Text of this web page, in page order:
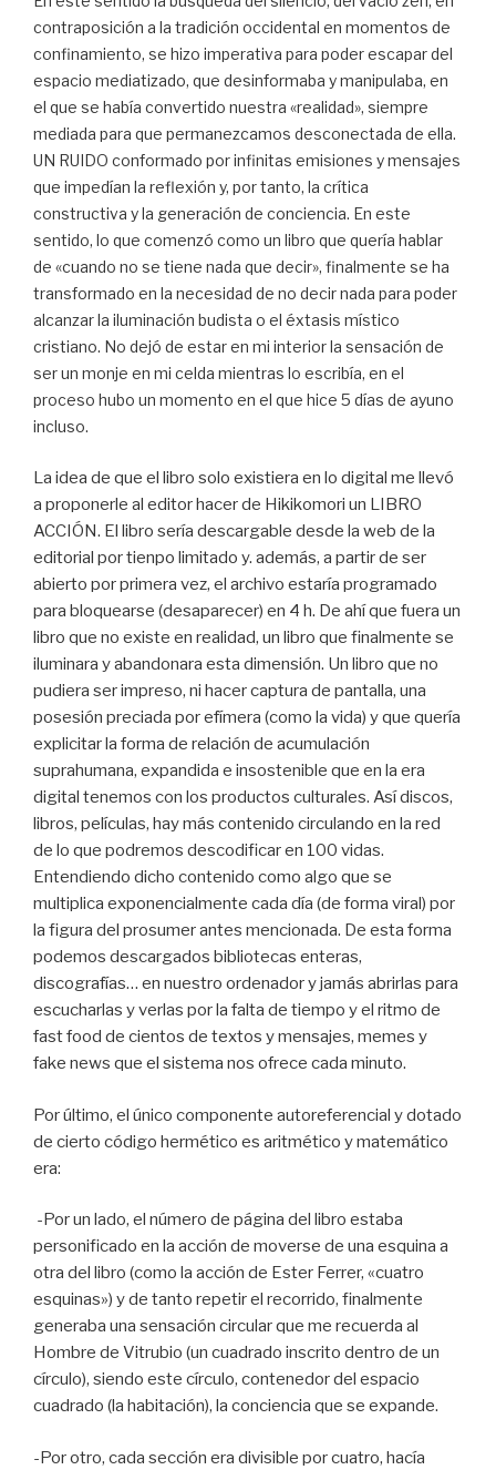
contraposición a la tradición occidental en momentos de
confinamiento, se hizo imperativa para poder escapar del
espacio mediatizado, que desinformaba y manipulaba, en
el que se había convertido nuestra «realidad», siempre
mediada para que permanezcamos desconectada de ella.
UN RUIDO conformado por infinitas emisiones y mensajes
que impedían la reflexión y, por tanto, la crítica
constructiva y la generación de conciencia. En este
sentido, lo que comenzó como un libro que quería hablar
de «cuando no se tiene nada que decir», finalmente se ha
transformado en la necesidad de no decir nada para poder
alcanzar la iluminación budista o el éxtasis místico
cristiano. No dejó de estar en mi interior la sensación de
ser un monje en mi celda mientras lo escribía, en el
proceso hubo un momento en el que hice 5 días de ayuno
incluso.
La idea de que el libro solo existiera en lo digital me llevó
a proponerle al editor hacer de Hikikomori un LIBRO
ACCIÓN. El libro sería descargable desde la web de la
editorial por tienpo limitado y. además, a partir de ser
abierto por primera vez, el archivo estaría programado
para bloquearse (desaparecer) en 4 h. De ahí que fuera un
libro que no existe en realidad, un libro que finalmente se
iluminara y abandonara esta dimensión. Un libro que no
pudiera ser impreso, ni hacer captura de pantalla, una
posesión preciada por efímera (como la vida) y que quería
explicitar la forma de relación de acumulación
suprahumana, expandida e insostenible que en la era
digital tenemos con los productos culturales. Así discos,
libros, películas, hay más contenido circulando en la red
de lo que podremos descodificar en 100 vidas.
Entendiendo dicho contenido como algo que se
multiplica exponencialmente cada día (de forma viral) por
la figura del prosumer antes mencionada. De esta forma
podemos descargados bibliotecas enteras,
discografías… en nuestro ordenador y jamás abrirlas para
escucharlas y verlas por la falta de tiempo y el ritmo de
fast food de cientos de textos y mensajes, memes y
fake news que el sistema nos ofrece cada minuto.
Por último, el único componente autoreferencial y dotado
de cierto código hermético es aritmético y matemático
era:
-Por un lado, el número de página del libro estaba
personificado en la acción de moverse de una esquina a
otra del libro (como la acción de Ester Ferrer, «cuatro
esquinas») y de tanto repetir el recorrido, finalmente
generaba una sensación circular que me recuerda al
Hombre de Vitrubio (un cuadrado inscrito dentro de un
círculo), siendo este círculo, contenedor del espacio
cuadrado (la habitación), la conciencia que se expande.
-Por otro, cada sección era divisible por cuatro, hacía